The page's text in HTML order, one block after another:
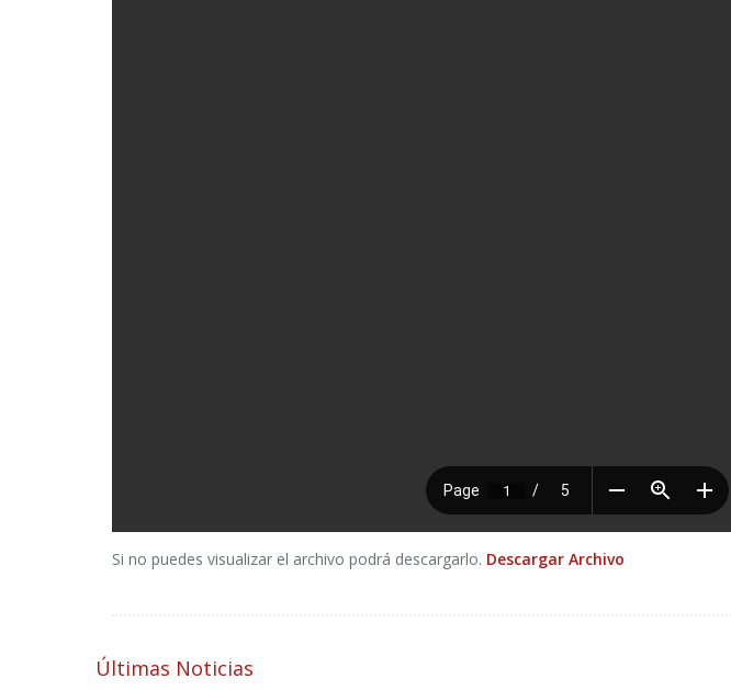
Si no puedes visualizar el archivo podrá descargarlo. Descargar Archivo
Últimas Noticias